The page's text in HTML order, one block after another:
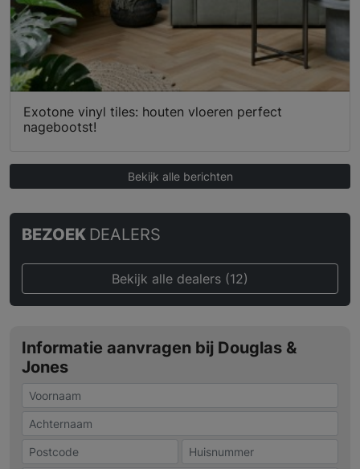
Exotone vinyl tiles: houten vloeren perfect
nagebootst!
Bekijk alle berichten
BEZOEK DEALERS
Bekijk alle dealers (12)
Informatie aanvragen bij Douglas &
Jones